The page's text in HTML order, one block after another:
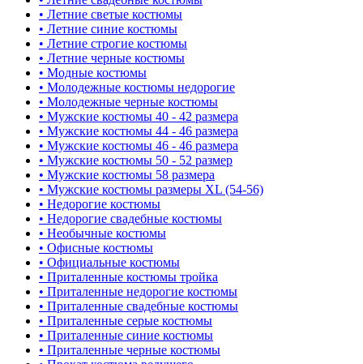
• Летние светые костюмы
• Летние синие костюмы
• Летние строгие костюмы
• Летние черные костюмы
• Модные костюмы
• Молодежные костюмы недорогие
• Молодежные черные костюмы
• Мужские костюмы 40 - 42 размера
• Мужские костюмы 44 - 46 размера
• Мужские костюмы 46 - 46 размера
• Мужские костюмы 50 - 52 размер
• Мужские костюмы 58 размера
• Мужские костюмы размеры XL (54-56)
• Недорогие костюмы
• Недорогие свадебные костюмы
• Необычные костюмы
• Офисные костюмы
• Официальные костюмы
• Приталенные костюмы тройка
• Приталенные недорогие костюмы
• Приталенные свадебные костюмы
• Приталенные серые костюмы
• Приталенные синие костюмы
• Приталенные черные костюмы